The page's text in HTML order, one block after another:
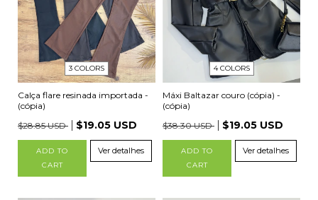
3 COLORS
Calça flare resinada importada -
(cópia)
$28.85 USD
$19.05 USD
ADD TO
CART
Ver detalhes
4 COLORS
Máxi Baltazar couro (cópia) -
(cópia)
$38.30 USD
$19.05 USD
ADD TO
CART
Ver detalhes